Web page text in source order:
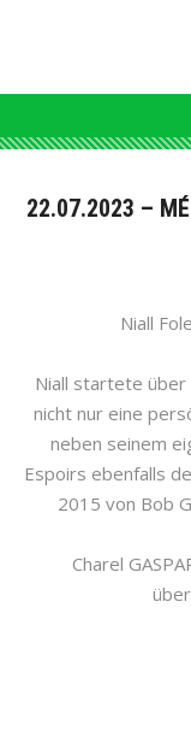
22.07.2023 –
Niall
Niall startete über
nicht nur eine
neben seinem
Espoirs ebenfalls
2015 von Bob
Charel